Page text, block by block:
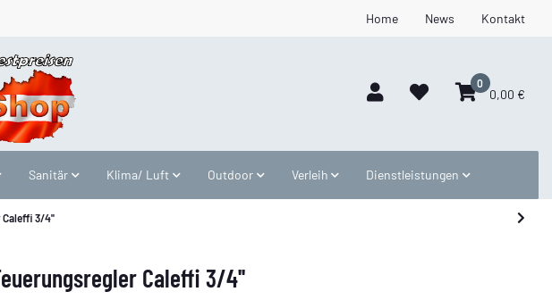
Home News Kontakt
0
0,00 €
Sanitär Klima/ Luft Outdoor Verleih Dienstleistungen
Caleffi 3/4''
Caleffi 3/4''